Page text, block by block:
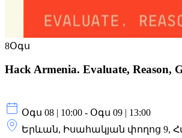
8Օգս
Hack Armenia. Evaluate, Reason,
Օգս 08 | 10:00 - Օգս 09 | 13:00
Երևան, Իսահակյան փողոց 9,